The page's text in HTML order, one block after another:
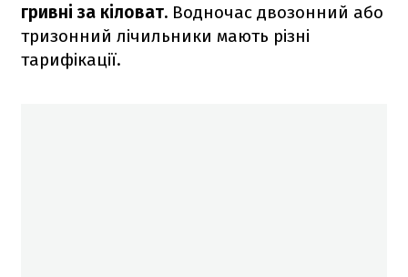
гривні за кіловат. Водночас двозонний або
тризонний лічильники мають різні
тарифікації.